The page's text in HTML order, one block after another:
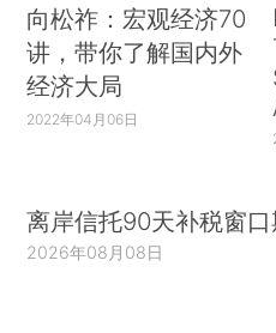
向松祚：宏观经济70
讲，带你了解国内外
经济大局
2022年04月06日
离岸信托90天补税窗口
2026年08月08日